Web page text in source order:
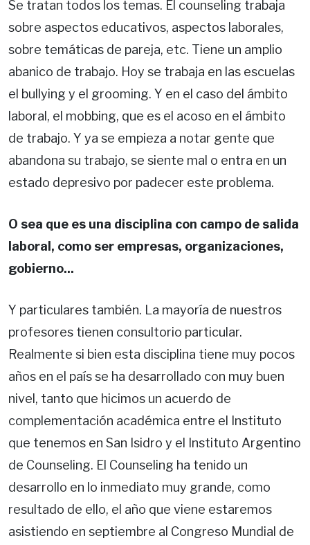
Se tratan todos los temas. El counseling trabaja
sobre aspectos educativos, aspectos laborales,
sobre temáticas de pareja, etc. Tiene un amplio
abanico de trabajo. Hoy se trabaja en las escuelas
el bullying y el grooming. Y en el caso del ámbito
laboral, el mobbing, que es el acoso en el ámbito
de trabajo. Y ya se empieza a notar gente que
abandona su trabajo, se siente mal o entra en un
estado depresivo por padecer este problema.
O sea que es una disciplina con campo de salida
laboral, como ser empresas, organizaciones,
gobierno...
Y particulares también. La mayoría de nuestros
profesores tienen consultorio particular.
Realmente si bien esta disciplina tiene muy pocos
años en el país se ha desarrollado con muy buen
nivel, tanto que hicimos un acuerdo de
complementación académica entre el Instituto
que tenemos en San Isidro y el Instituto Argentino
de Counseling. El Counseling ha tenido un
desarrollo en lo inmediato muy grande, como
resultado de ello, el año que viene estaremos
asistiendo en septiembre al Congreso Mundial de